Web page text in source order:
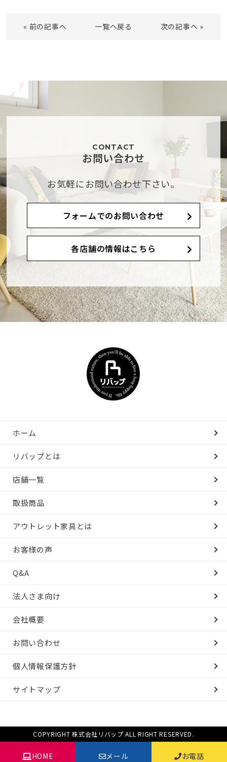
« 前の記事へ 一覧へ戻る 次の記事へ »
CONTACT
お問い合わせ
お気軽にお問い合わせ下さい。
フォームでのお問い合わせ
各店舗の情報はこちら
ホーム
リバップとは
店舗一覧
取扱商品
アウトレット家具とは
お客様の声
Q&A
法人さま向け
会社概要
お問い合わせ
個人情報保護方針
サイトマップ
COPYRIGHT 株式会社リバップ ALL RIGHT RESERVED.
HOME メール お電話